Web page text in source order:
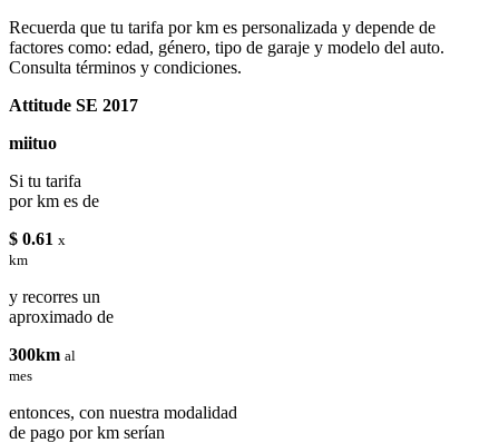
Recuerda que tu tarifa por km es personalizada y depende de
factores como: edad, género, tipo de garaje y modelo del auto.
Consulta términos y condiciones.
Attitude SE 2017
miituo
Si tu tarifa
por km es de
$ 0.61 x
km
y recorres un
aproximado de
300km al
mes
entonces, con nuestra modalidad
de pago por km serían